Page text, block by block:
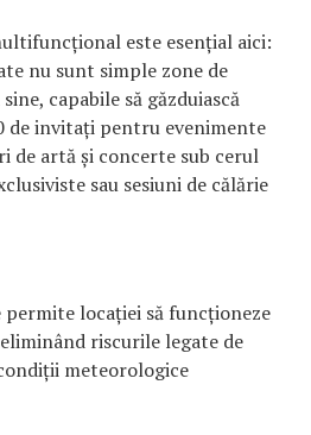
este esențial aici:
nu sunt simple zone de
capabile să găzduiască
de invitați pentru evenimente
de artă și concerte sub cerul
sau sesiuni de călărie
locației să funcționeze
riscurile legate de
meteorologice